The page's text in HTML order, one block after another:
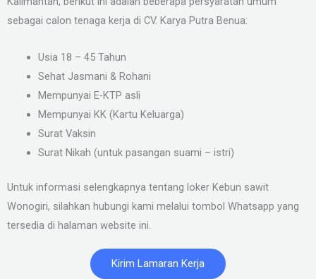
sebagai calon tenaga kerja di CV. Karya Putra Benua:
Usia 18 – 45 Tahun
Sehat Jasmani & Rohani
Mempunyai E-KTP asli
Mempunyai KK (Kartu Keluarga)
Surat Vaksin
Surat Nikah (untuk pasangan suami – istri)
Untuk informasi selengkapnya tentang loker Kebun sawit
Wonogiri, silahkan hubungi kami melalui tombol Whatsapp yang
tersedia di halaman website ini.
Kirim Lamaran Kerja